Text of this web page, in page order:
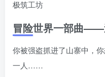
极筑工坊
冒险世界一部曲
你被强盗抓进了山寨󠄹󠅀󠄪󠄢󠄡󠄦󠄞󠄧󠄣󠄞󠄢󠄡󠄧󠄞󠄡󠄣󠅬󠅅󠅃󠄵󠅂󠄪󠅗󠅥󠅕󠅣󠅤󠅬󠅄󠄹󠄽󠄵󠄪󠄢󠄠󠄢󠄦󠄝󠄠󠄨󠄝󠄠󠄦󠄐󠄠󠄦󠄪󠄣󠄩󠄪󠄠󠄢󠅬󠇓󠅰󠆀󠅄󠄹󠅄󠄱󠄹󠄻󠄵󠇓󠅰󠆁󠅄󠇕󠆔󠆚󠇗󠆗󠆁󠇗󠆭󠆁󠄐󠇗󠅹󠅸󠇖󠆍󠅳󠇖󠅹󠅰󠇖󠆌󠅹中，
一人……